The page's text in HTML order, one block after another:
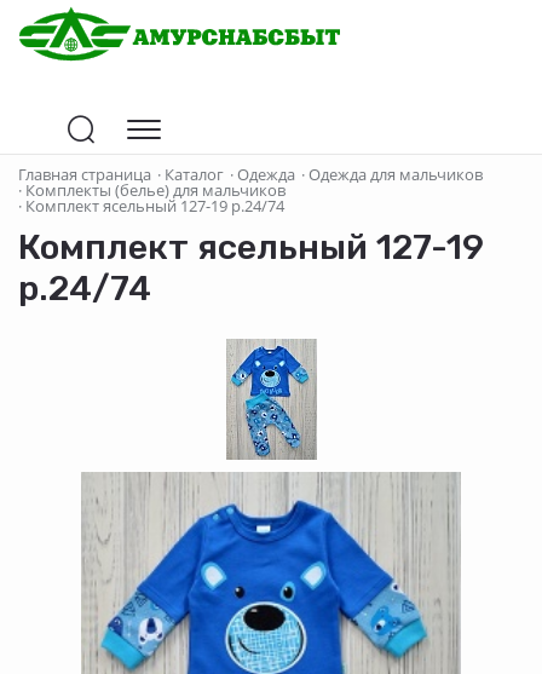
Главная страница · Каталог ·Одежда ·Одежда для мальчиков
· Комплекты (белье) для мальчиков
· Комплект ясельный 127-19 р.24/74
Комплект ясельный 127-19
р.24/74